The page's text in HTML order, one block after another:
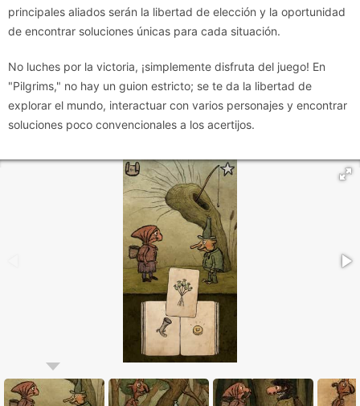
principales aliados serán la libertad de elección y la oportunidad
de encontrar soluciones únicas para cada situación.
No luches por la victoria, ¡simplemente disfruta del juego! En
"Pilgrims," no hay un guion estricto; se te da la libertad de
explorar el mundo, interactuar con varios personajes y encontrar
soluciones poco convencionales a los acertijos.